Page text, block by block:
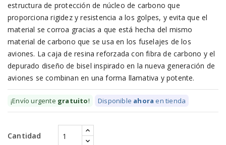
estructura de protección de núcleo de carbono que
proporciona rigidez y resistencia a los golpes, y evita que el
material se corroa gracias a que está hecha del mismo
material de carbono que se usa en los fuselajes de los
aviones. La caja de resina reforzada con fibra de carbono y el
depurado diseño de bisel inspirado en la nueva generación de
aviones se combinan en una forma llamativa y potente.
¡Envío urgente gratuito! Disponible ahora en tienda
Cantidad